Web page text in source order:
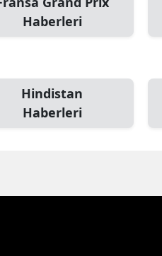
Haberleri
Hindistan
Haberleri